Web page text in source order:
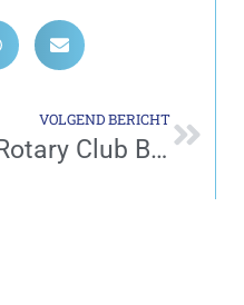
VOLGEND BERICHT
Rotary Club Barendrecht bezoekt hospice